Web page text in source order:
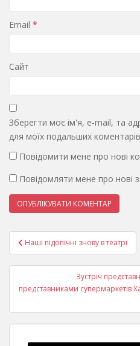
Email *
Сайт
Зберегти моє ім'я, e-mail, та
для моїх подальших
Повідомити мене про нові
Повідомляти мене про нові
Навігація
записів
Наші підопічні знову в театрі
Зустріч
представниками супермаркетів